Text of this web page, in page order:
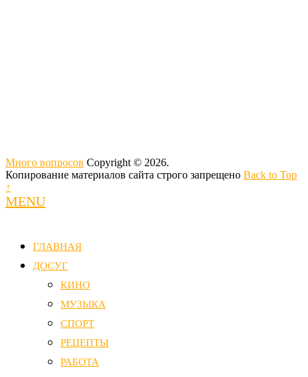
Много вопросов Copyright © 2026.
Копирование материалов сайта строго запрещено Back to Top
↑
MENU
ГЛАВНАЯ
ДОСУГ
КИНО
МУЗЫКА
СПОРТ
РЕЦЕПТЫ
РАБОТА